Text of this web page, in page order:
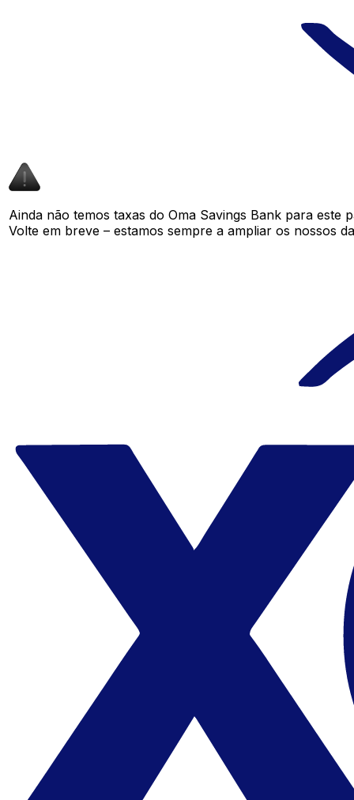
Ainda não temos taxas do Oma Savings Bank para
Volte em breve – estamos sempre a ampliar os nossos